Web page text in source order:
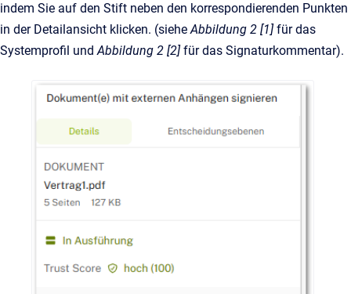
indem Sie auf den Stift neben den korrespondierenden Punkten
in der Detailansicht klicken. (sieheAbbildung 2 [1] für das
Systemprofil und Abbildung 2 [2] für das Signaturkommentar).